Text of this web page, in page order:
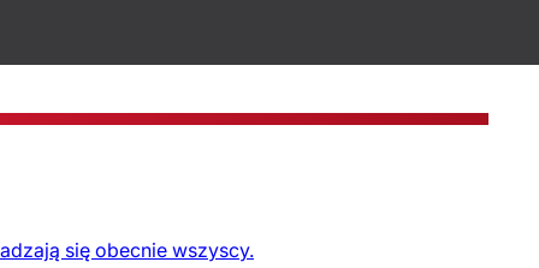
się obecnie wszyscy.